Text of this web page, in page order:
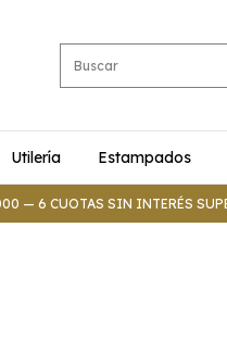
Utilería Estampados
— 6 CUOTAS SIN INTERÉS